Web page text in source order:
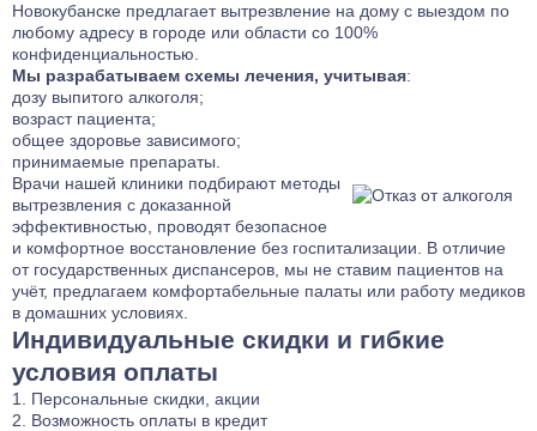
Лечение апатии
Лечение зависимости от ставок на спорт
Лечение клептомании
Лечение послеродовой депрессии
Лечение социофобии
Лечение алекситимии
Лечение астении
Лечение истерических расстройств
Лечение ПРЛ
Лечение тревожного расстройства
Лечение фантомных болей
Лечение аффективного расстройства
Лечение бессонницы
Лечение ГТР
Новокубанске предлагает вытрезвление на дому с выездом по
любому адресу в городе или области со 100%
конфиденциальностью.
Мы разрабатываем схемы лечения, учитывая:
дозу выпитого алкоголя;
возраст пациента;
общее здоровье зависимого;
принимаемые препараты.
Врачи нашей клиники подбирают методы
вытрезвления с доказанной
эффективностью, проводят безопасное
и комфортное восстановление без госпитализации. В отличие
от государственных диспансеров, мы не ставим пациентов на
учёт, предлагаем комфортабельные палаты или работу медиков
в домашних условиях.
Индивидуальные скидки и гибкие
условия оплаты
Персональные скидки, акции
Возможность оплаты в кредит